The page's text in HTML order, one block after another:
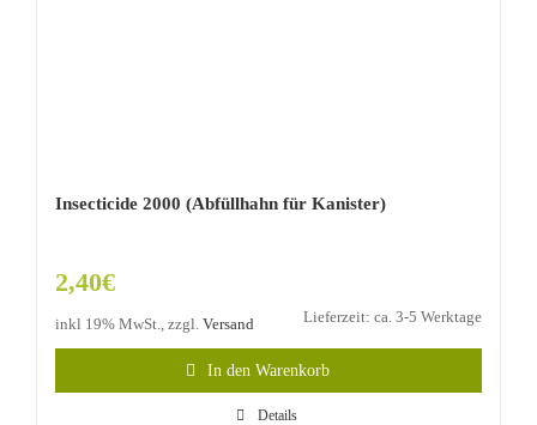
Insecticide 2000 (Abfüllhahn für Kanister)
2,40€
inkl 19% MwSt., zzgl. Versand Lieferzeit: ca. 3-5 Werktage
In den Warenkorb
Details